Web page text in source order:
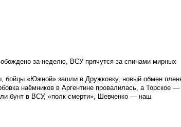
за неделю, ВСУ прячутся за спинами мирных
бойцы «Южной» зашли в Дружковку, новый обмен
наёмников в Аргентине провалилась, а Торское
бунт в ВСУ, «полк смерти», Шевченко — наш